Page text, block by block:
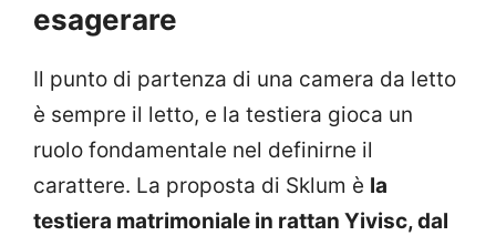
esagerare
Il punto di partenza di una camera da letto
è sempre il letto, e la testiera gioca un
ruolo fondamentale nel definirne il
carattere. La proposta di Sklum è la
testiera matrimoniale in rattan Yivisc, dal